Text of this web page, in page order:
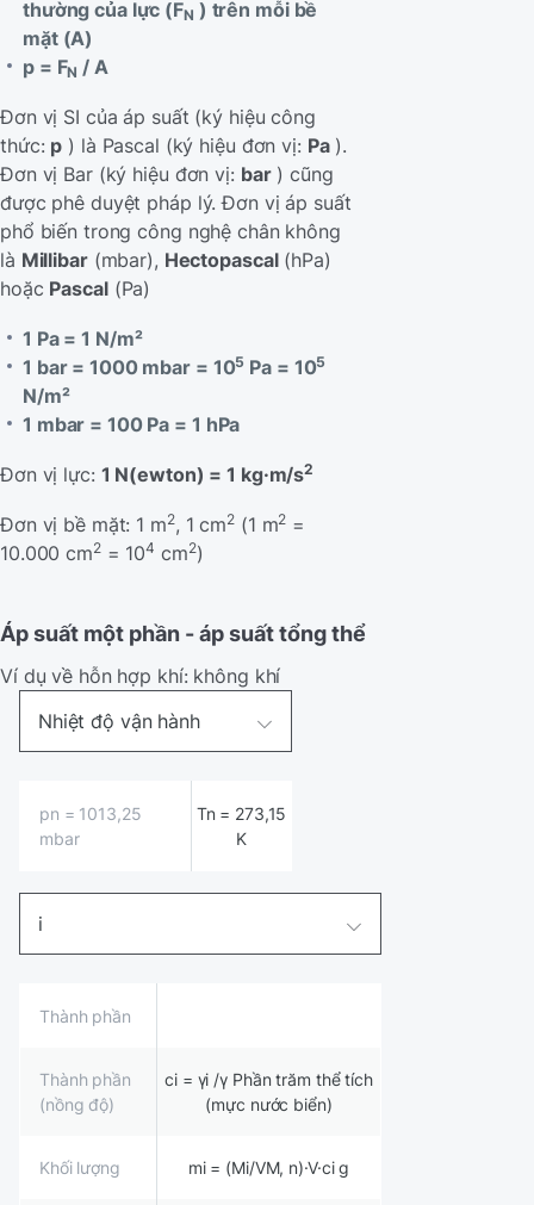
thường của lực (FN ) trên mỗi bề
mặt (A)
p = FN / A
Đơn vị SI của áp suất (ký hiệu công
thức: p ) là Pascal (ký hiệu đơn vị: Pa).
Đơn vị Bar (ký hiệu đơn vị: bar) cũng
được phê duyệt pháp lý. Đơn vị áp suất
phổ biến trong công nghệ chân không
là Millibar(mbar), Hectopascal(hPa)
hoặc Pascal(Pa)
1 Pa = 1 N/m²
1 bar = 1000 mbar = 105 Pa = 105
N/m²
1 mbar = 100 Pa = 1 hPa
Đơn vị lực: 1 N(ewton) = 1 kg·m/s2
Đơn vị bề mặt: 1 m2, 1 cm2 (1 m2 =
10.000 cm2= 104 cm2)
Áp suất một phần - áp suất tổng thể
Ví dụ về hỗn hợp khí: không khí
Nhiệt độ vận hành
pn = 1013,25
mbar
Tn = 273,15
K
i
Thành phần
Thành phần
(nồng độ)
ci = γi /γ Phần trăm thể tích
(mực nước biển)
Khối lượng mi = (Mi/VM, n)·V·ci g